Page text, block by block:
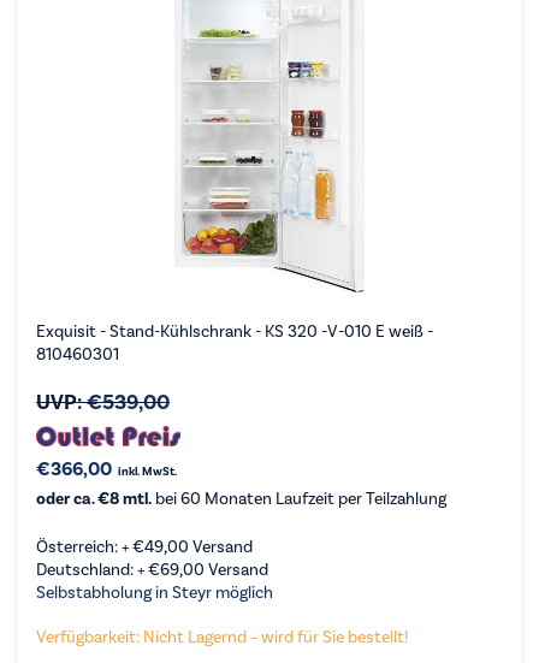
Exquisit - Stand-Kühlschrank - KS 320 -V-010 E weiß -
810460301
UVP:€539,00
€366,00 inkl. MwSt.
oder ca. €8 mtl. bei 60 Monaten Laufzeit per Teilzahlung
Österreich: +€49,00 Versand
Deutschland: +€69,00 Versand
Selbstabholung in Steyr möglich
Verfügbarkeit: Nicht Lagernd – wird für Sie bestellt!